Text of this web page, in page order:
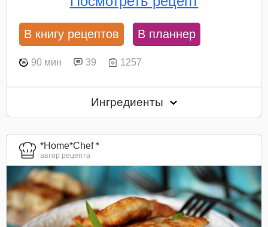
В книгу рецептов В планнер
90 мин 39 1257
Ингредиенты
*Home*Chef *
автор рецепта